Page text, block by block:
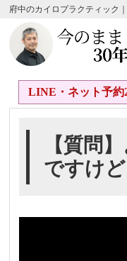
府中のカイロプラクティック
LINE・ネット予約
【質問
ですけ